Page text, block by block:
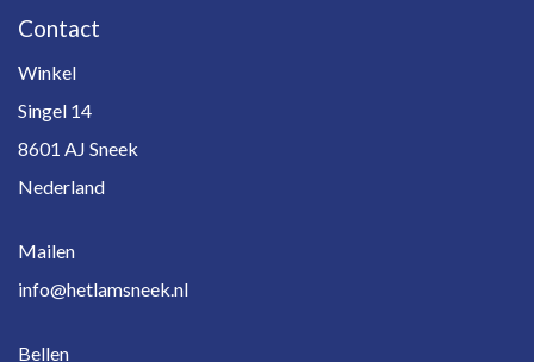
Contact
Winkel
Singel 14
8601 AJ Sneek
Nederland
Mailen
info@hetlamsneek.nl
Bellen